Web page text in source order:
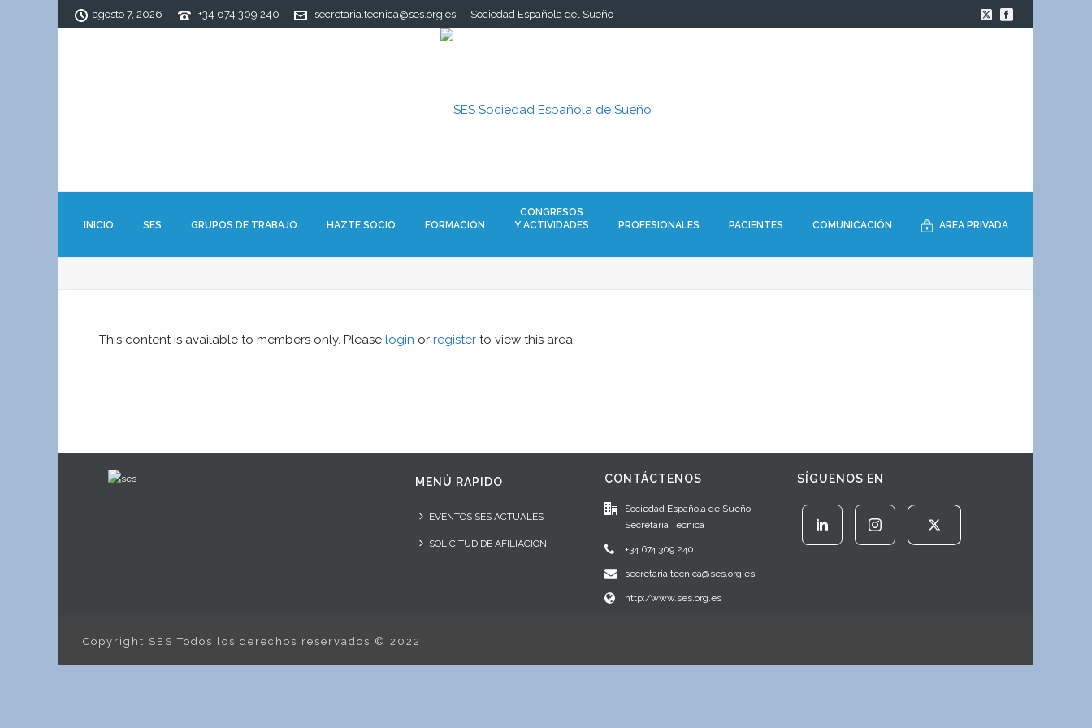
agosto 7, 2026 +34 674 309 240 secretaria.tecnica@ses.org.es Sociedad Española del Sueño
INICIO SES GRUPOS DE TRABAJO HAZTE SOCIO FORMACIÓN
CONGRESOS
Y ACTIVIDADES
PROFESIONALES PACIENTES COMUNICACIÓN AREA PRIVADA
This content is available to members only. Please login or register to view this area.
MENÚ RAPIDO
EVENTOS SES ACTUALES
SOLICITUD DE AFILIACION
CONTÁCTENOS
Sociedad Española de Sueño.
Secretaría Técnica
+34 674 309 240
secretaria.tecnica@ses.org.es
http:/www.ses.org.es
SÍGUENOS EN
Copyright SES Todos los derechos reservados © 2022